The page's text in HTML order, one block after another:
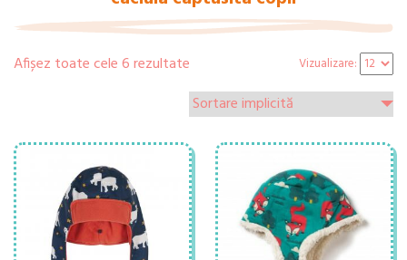
Afișez toate cele 6 rezultate Vizualizare: